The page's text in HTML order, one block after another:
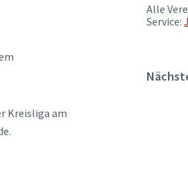
Kreisliga am
Alle
Service: